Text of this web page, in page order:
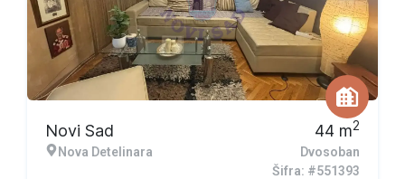
Novi Sad
Nova Detelinara
44 m2
Dvosoban
Šifra: #551393